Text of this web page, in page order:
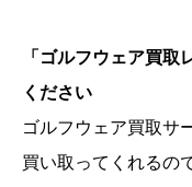
「ゴルフウェア買取
ください
ゴルフウェア買取サ
買い取ってくれるの